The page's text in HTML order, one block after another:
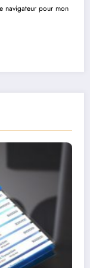
navigateur pour mon
: aperçu de